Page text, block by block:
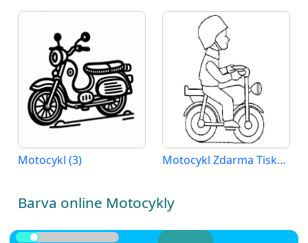
Motocykl (3) Motocykl Zdarma Tisknutelný
Barva online Motocykly